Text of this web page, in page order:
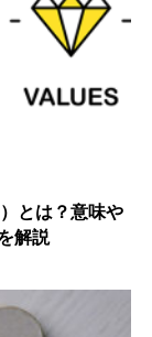
とは？意味や
解説